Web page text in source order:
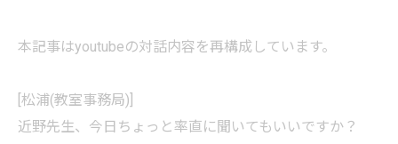
本記事はyoutubeの対話内容を再構成しています。
[松浦(教室事務局)]
近野先生、今日ちょっと率直に聞いてもいいですか？